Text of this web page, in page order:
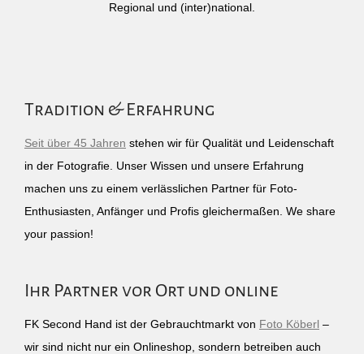
Regional und (inter)national.
Tradition & Erfahrung
Seit über 45 Jahren stehen wir für Qualität und Leidenschaft
in der Fotografie. Unser Wissen und unsere Erfahrung
machen uns zu einem verlässlichen Partner für Foto-
Enthusiasten, Anfänger und Profis gleichermaßen. We share
your passion!
Ihr Partner vor Ort und online
FK Second Hand ist der Gebrauchtmarkt von Foto Köberl –
wir sind nicht nur ein Onlineshop, sondern betreiben auch